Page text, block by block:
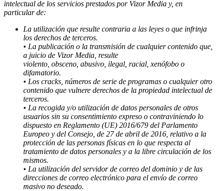
intelectual de los servicios prestados por Vizor Media y, en
particular de:
La utilización que resulte contraria a las leyes o que infrinja
los derechos de terceros.
• La publicación o la transmisión de cualquier contenido que,
a juicio de Vizor Media, resulte
violento, obsceno, abusivo, ilegal, racial, xenófobo o
difamatorio.
• Los cracks, números de serie de programas o cualquier otro
contenido que vulnere derechos de la propiedad intelectual de
terceros.
• La recogida y/o utilización de datos personales de otros
usuarios sin su consentimiento expreso o contraviniendo lo
dispuesto en Reglamento (UE) 2016/679 del Parlamento
Europeo y del Consejo, de 27 de abril de 2016, relativo a la
protección de las personas físicas en lo que respecta al
tratamiento de datos personales y a la libre circulación de los
mismos.
• La utilización del servidor de correo del dominio y de las
direcciones de correo electrónico para el envío de correo
masivo no deseado.